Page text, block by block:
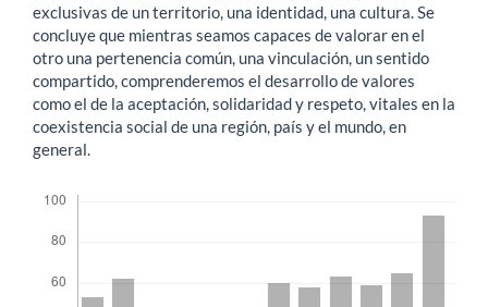
exclusivas de un territorio, una identidad, una cultura. Se
concluye que mientras seamos capaces de valorar en el
otro una pertenencia común, una vinculación, un sentido
compartido, comprenderemos el desarrollo de valores
como el de la aceptación, solidaridad y respeto, vitales en la
coexistencia social de una región, país y el mundo, en
general.